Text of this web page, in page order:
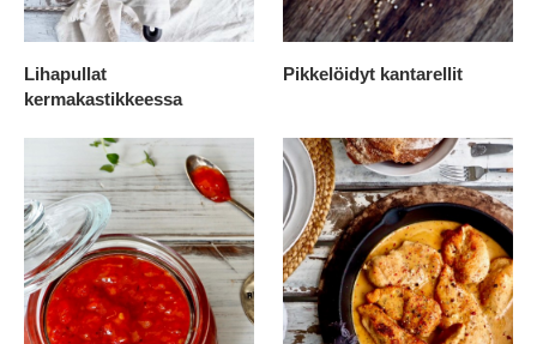
Lihapullat
kermakastikkeessa
Pikkelöidyt kantarellit